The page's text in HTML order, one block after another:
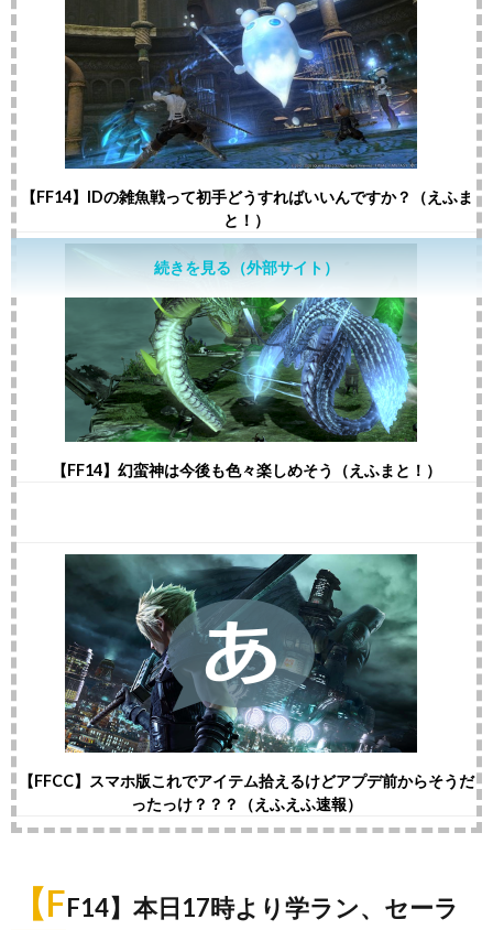
【FF14】IDの雑魚戦って初手どうすればいいんですか？（えふま
と！）
【FF14】幻蛮神は今後も色々楽しめそう（えふまと！）
【FFCC】スマホ版これでアイテム拾えるけどアプデ前からそうだ
ったっけ？？？（えふえふ速報）
【FF14】本日17時より学ラン、セーラ
続きを見る（外部サイト）